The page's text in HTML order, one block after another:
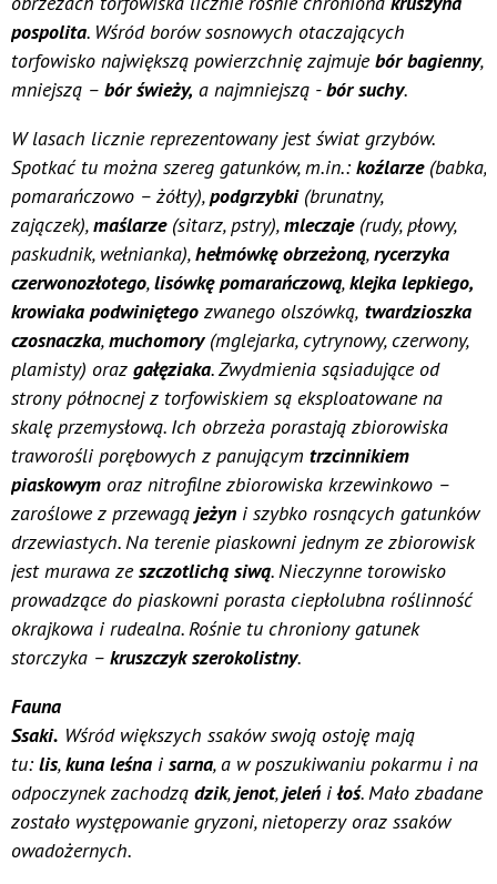
pospolita. Wśród borów sosnowych otaczających
torfowisko największą powierzchnię zajmujebór bagienny,
mniejszą – bór świeży, a najmniejszą -bór suchy.
W lasach licznie reprezentowany jest świat grzybów.
Spotkać tu można szereg gatunków, m.in.: koźlarze(babka,
pomarańczowo – żółty),podgrzybki(brunatny,
zajączek),maślarze (sitarz, pstry),mleczaje(rudy, płowy,
paskudnik, wełnianka),hełmówkę obrzeżoną,rycerzyka
czerwonozłotego,lisówkę pomarańczową,klejka lepkiego,
krowiaka podwiniętego zwanego olszówką, twardzioszka
czosnaczka,muchomory(mglejarka, cytrynowy, czerwony,
plamisty) oraz gałęziaka. Zwydmienia sąsiadujące od
strony północnej z torfowiskiem są eksploatowane na
skalę przemysłową. Ich obrzeża porastają zbiorowiska
traworośli porębowych z panującym trzcinnikiem
piaskowym oraz nitrofilne zbiorowiska krzewinkowo –
zaroślowe z przewagą jeżyn i szybko rosnących gatunków
drzewiastych. Na terenie piaskowni jednym ze zbiorowisk
jest murawa zeszczotlichą siwą. Nieczynne torowisko
prowadzące do piaskowni porasta ciepłolubna roślinność
okrajkowa i rudealna. Rośnie tu chroniony gatunek
storczyka – kruszczyk szerokolistny.
Fauna
Ssaki. Wśród większych ssaków swoją ostoję mają
tu: lis,kuna leśna i sarna, a w poszukiwaniu pokarmu i na
odpoczynek zachodzą dzik,jenot,jeleń iłoś. Mało zbadane
zostało występowanie gryzoni, nietoperzy oraz ssaków
owadożernych.